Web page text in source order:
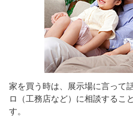
家を買う時は、展示場に言って
ロ（工務店など）に相談するこ
す。